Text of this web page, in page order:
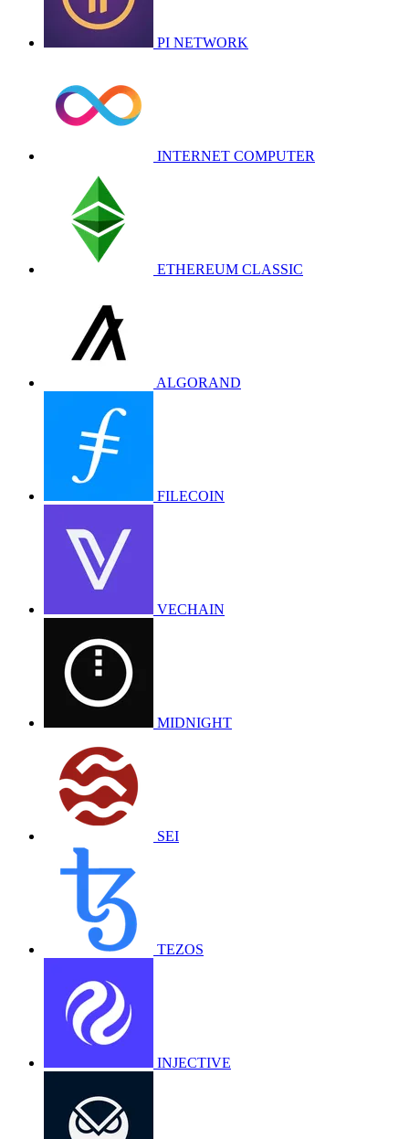
PI NETWORK
INTERNET COMPUTER
ETHEREUM CLASSIC
ALGORAND
FILECOIN
VECHAIN
MIDNIGHT
SEI
TEZOS
INJECTIVE